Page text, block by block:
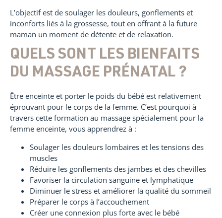
L’objectif est de soulager les douleurs, gonflements et
inconforts liés à la grossesse, tout en offrant à la future
maman un moment de détente et de relaxation.
QUELS SONT LES BIENFAITS
DU MASSAGE PRÉNATAL ?
Être enceinte et porter le poids du bébé est relativement
éprouvant pour le corps de la femme. C’est pourquoi à
travers cette formation au massage spécialement pour la
femme enceinte, vous apprendrez à :
Soulager les douleurs lombaires et les tensions des
muscles
Réduire les gonflements des jambes et des chevilles
Favoriser la circulation sanguine et lymphatique
Diminuer le stress et améliorer la qualité du sommeil
Préparer le corps à l’accouchement
Créer une connexion plus forte avec le bébé